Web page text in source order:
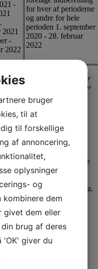
-
2021
-
2022
for hver af perioderne
og andre for hele
perioden 1. september
2020 - 28. februar
2022
for faste omkostninger
særskilt indberetning for
særligt risikable sager og
en række virksomheders
og risikobetragtning på de
til at reducere utilsigtede
ordningerne.
revisorbistand og
slutafregning på bl.a.
det også er set på
et uforpligtende
bruger
til at
til forskellige
af annoncering,
oplysninger
og
kombinere dem
givet dem eller
brug af deres
'OK' giver du